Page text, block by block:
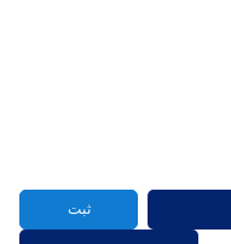
ثبت